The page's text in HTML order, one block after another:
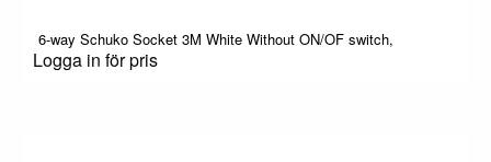
6-way Schuko Socket 3M White Without ON/OF switch,
Logga in för pris